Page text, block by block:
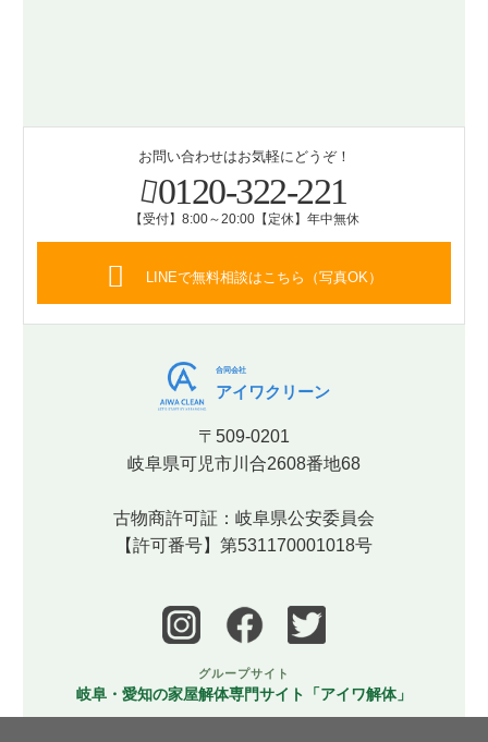
お問い合わせはお気軽にどうぞ！
0120-322-221
【受付】8:00～20:00【定休】年中無休
LINEで無料相談はこちら（写真OK）
合同会社
アイワクリーン
〒509-0201
岐阜県可児市川合2608番地68
古物商許可証：岐阜県公安委員会
【許可番号】第531170001018号
グループサイト
岐阜・愛知の家屋解体専門サイト「アイワ解体」